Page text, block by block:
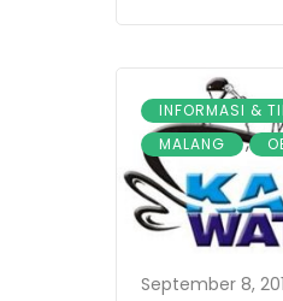
INFORMASI &
MALANG ,
September 8,